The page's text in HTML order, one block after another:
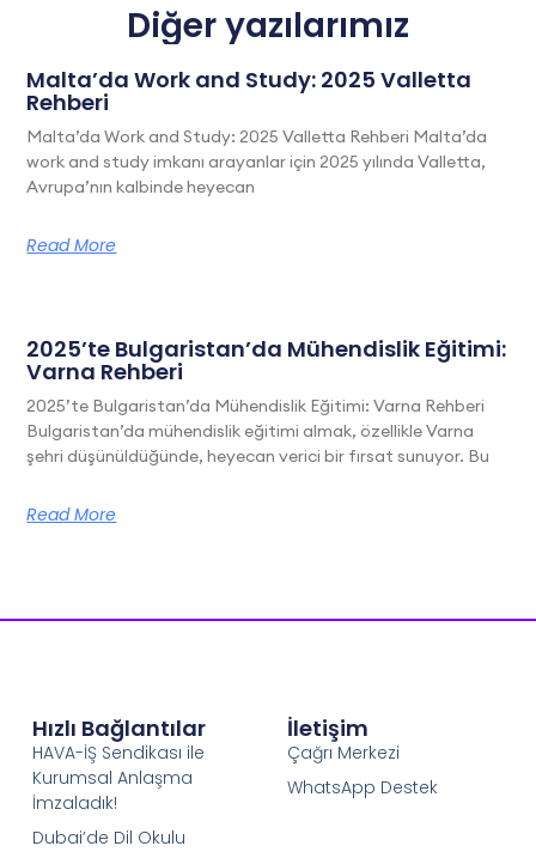
Diğer yazılarımız
Malta’da Work and Study: 2025 Valletta
Rehberi
Malta’da Work and Study: 2025 Valletta Rehberi Malta’da
work and study imkanı arayanlar için 2025 yılında Valletta,
Avrupa’nın kalbinde heyecan
Read More
2025’te Bulgaristan’da Mühendislik Eğitimi:
Varna Rehberi
2025’te Bulgaristan’da Mühendislik Eğitimi: Varna Rehberi
Bulgaristan’da mühendislik eğitimi almak, özellikle Varna
şehri düşünüldüğünde, heyecan verici bir fırsat sunuyor. Bu
Read More
Hızlı Bağlantılar
HAVA-İŞ Sendikası ile
Kurumsal Anlaşma
İmzaladık!
Dubai’de Dil Okulu
İletişim
Çağrı Merkezi
WhatsApp Destek